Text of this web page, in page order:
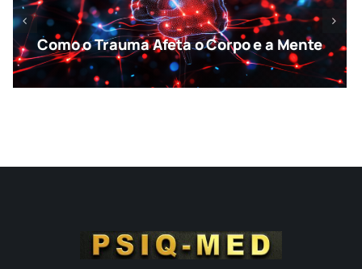
Como o Trauma Afeta o Corpo e a Mente